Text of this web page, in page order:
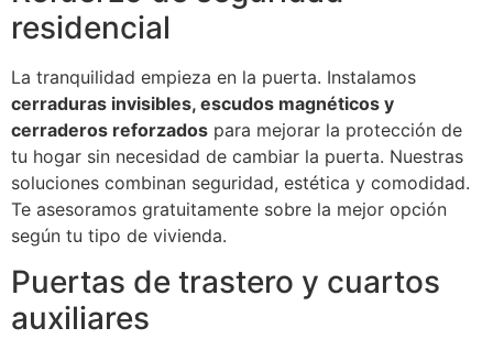
residencial
La tranquilidad empieza en la puerta. Instalamos
cerraduras invisibles, escudos magnéticos y
cerraderos reforzados para mejorar la protección de
tu hogar sin necesidad de cambiar la puerta. Nuestras
soluciones combinan seguridad, estética y comodidad.
Te asesoramos gratuitamente sobre la mejor opción
según tu tipo de vivienda.
Puertas de trastero y cuartos
auxiliares